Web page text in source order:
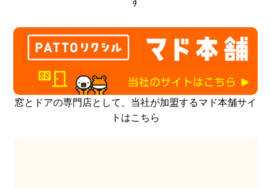
窓とドアの専門店として、当社が加盟するマド本舗サイ
トはこちら